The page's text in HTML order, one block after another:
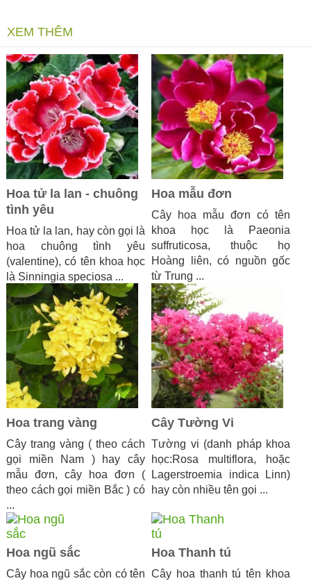
XEM THÊM
Hoa tử la lan - chuông
tình yêu
Hoa tử la lan, hay còn gọi là
hoa chuông tình yêu
(valentine), có tên khoa học
là Sinningia speciosa ...
Hoa mẫu đơn
Cây hoa mẫu đơn có tên
khoa học là Paeonia
suffruticosa, thuộc họ
Hoàng liên, có nguồn gốc
từ Trung ...
Hoa trang vàng
Cây trang vàng ( theo cách
gọi miền Nam ) hay cây
mẫu đơn, cây hoa đơn (
theo cách gọi miền Bắc ) có
...
Cây Tường Vi
Tường vi (danh pháp khoa
học:Rosa multiflora, hoặc
Lagerstroemia indica Linn)
hay còn nhiều tên gọi ...
Hoa ngũ sắc
Cây hoa ngũ sắc còn có tên
Hoa Thanh tú
Cây hoa thanh tú tên khoa